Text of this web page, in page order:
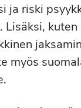
ja riski
Lisäksi,
myös